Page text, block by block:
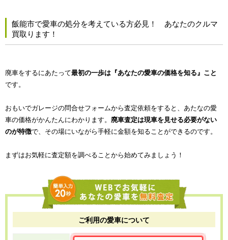
飯能市で愛車の処分を考えている方必見！ あなたのクルマ
買取ります！
廃車をするにあたって最初の一歩は『あなたの愛車の価格を知る』こと
です。
おもいでガレージの問合せフォームから査定依頼をすると、あたなの愛
車の価格がかんたんにわかります。 廃車査定は現車を見せる必要がない
のが特徴で、その場にいながら手軽に金額を知ることができるのです。
まずはお気軽に査定額を調べることから始めてみましょう！
ご利用の愛車について